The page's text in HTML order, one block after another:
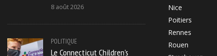
8 août 2026
POLITIQUE
Le Connecticut Children's
Nice
Poitiers
Rennes
Rouen